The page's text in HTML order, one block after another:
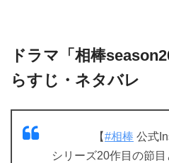
ドラマ「相棒
らすじ・ネタバレ
【#相棒 公式
シリーズ20作目の節